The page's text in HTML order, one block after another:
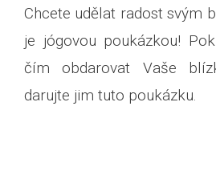
Chcete udělat radost svým
je jógovou poukázkou!
čím obdarovat Vaše
darujte jim tuto poukázku.